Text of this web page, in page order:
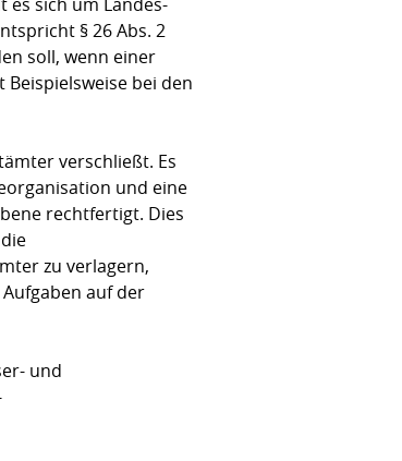
§ 26 Abs. 2
soll, wenn einer
bei den
verschließt. Es
und eine
rechtfertigt. Dies
zu verlagern,
auf der
und